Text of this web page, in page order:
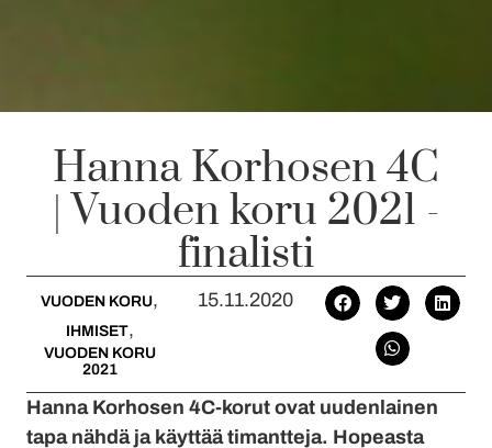
Hanna Korhosen 4C
| Vuoden koru 2021 -
finalisti
VUODEN KORU,
IHMISET,
VUODEN KORU
2021
15.11.2020
Hanna Korhosen 4C-korut ovat uudenlainen
tapa nähdä ja käyttää timantteja. Hopeasta